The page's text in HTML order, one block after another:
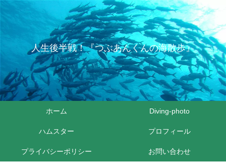
人生後半戦！『つぶあんくんの海散歩』
ホーム Diving-photo
ハムスター プロフィール
プライバシーポリシー お問い合わせ